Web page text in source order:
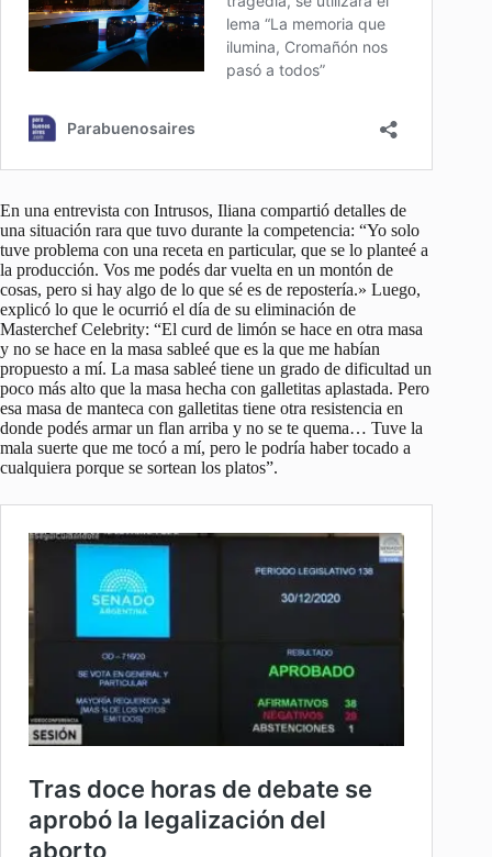
En una entrevista con Intrusos, Iliana compartió detalles de
una situación rara que tuvo durante la competencia: “Yo solo
tuve problema con una receta en particular, que se lo planteé a
la producción. Vos me podés dar vuelta en un montón de
cosas, pero si hay algo de lo que sé es de repostería.» Luego,
explicó lo que le ocurrió el día de su eliminación de
Masterchef Celebrity: “El curd de limón se hace en otra masa
y no se hace en la masa sableé que es la que me habían
propuesto a mí. La masa sableé tiene un grado de dificultad un
poco más alto que la masa hecha con galletitas aplastada. Pero
esa masa de manteca con galletitas tiene otra resistencia en
donde podés armar un flan arriba y no se te quema… Tuve la
mala suerte que me tocó a mí, pero le podría haber tocado a
cualquiera porque se sortean los platos”.